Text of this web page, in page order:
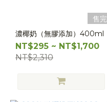
售完
濃椰奶（無膠添加）400ml
NT$295 ~ NT$1,700
NT$2,310